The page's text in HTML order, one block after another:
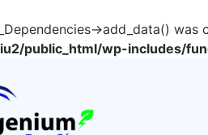
>add_data()
public_html/wp-includes/